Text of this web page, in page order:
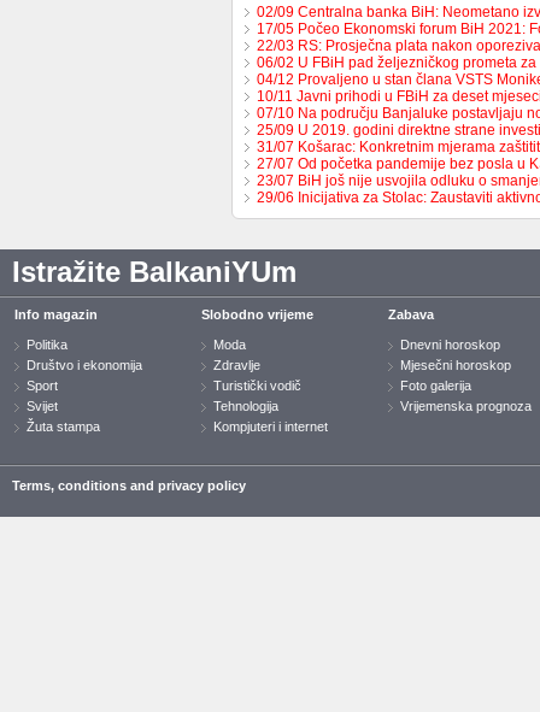
02/09 Centralna banka BiH: Neometano
17/05 Počeo Ekonomski forum BiH 2021:
22/03 RS: Prosječna plata nakon
06/02 U FBiH pad željezničkog prometa
04/12 Provaljeno u stan člana VSTS
10/11 Javni prihodi u FBiH za deset
07/10 Na području Banjaluke postavljaju
25/09 U 2019. godini direktne strane
31/07 Košarac: Konkretnim mjerama
27/07 Od početka pandemije bez posla u
23/07 BiH još nije usvojila odluku o
29/06 Inicijativa za Stolac: Zaustaviti
Istražite BalkaniYUm
Info magazin
Politika
Društvo i ekonomija
Sport
Svijet
Žuta stampa
Slobodno vrijeme
Moda
Zdravlje
Turistički vodič
Tehnologija
Kompjuteri i internet
Zabava
Dnevni horoskop
Mjesečni horoskop
Foto galerija
Vrijemenska prognoza
Terms, conditions and privacy policy